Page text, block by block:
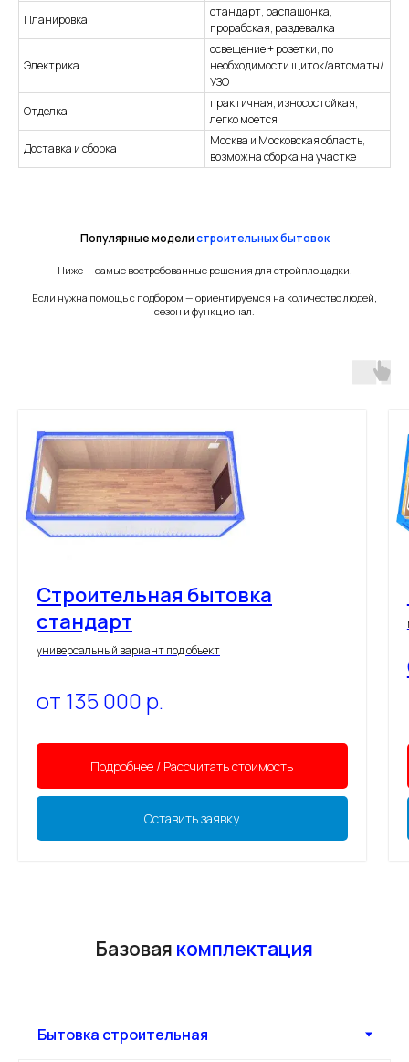
Планировка
стандарт, распашонка,
прорабская, раздевалка
Электрика
освещение + розетки, по
необходимости щиток/автоматы/
УЗО
Отделка
практичная, износостойкая,
легко моется
Доставка и сборка
Москва и Московская область,
возможна сборка на участке
Популярные моделистроительных бытовок
Ниже — самые востребованные решения для стройплощадки.
Если нужна помощь с подбором — ориентируемся на количество людей,
сезон и функционал.
Строительная бытовка
стандарт
универсальный вариант под объект
от 135 000 р.
Подробнее / Рассчитать стоимость
Оставить заявку
Базовая